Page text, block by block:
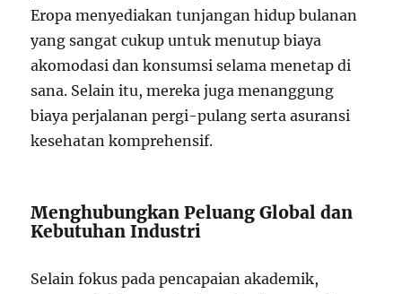
Eropa menyediakan tunjangan hidup bulanan
yang sangat cukup untuk menutup biaya
akomodasi dan konsumsi selama menetap di
sana. Selain itu, mereka juga menanggung
biaya perjalanan pergi-pulang serta asuransi
kesehatan komprehensif.
Menghubungkan Peluang Global dan
Kebutuhan Industri
Selain fokus pada pencapaian akademik,